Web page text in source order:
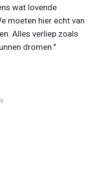
wat lovende
moeten hier echt van
Alles verliep zoals
dromen.''